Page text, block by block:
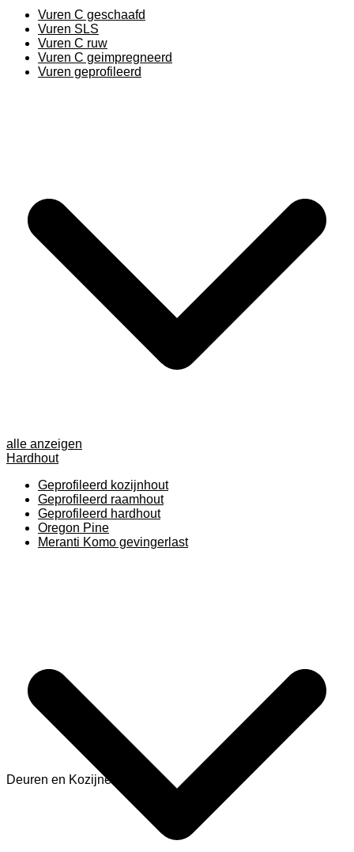
Vuren C geschaafd
Vuren SLS
Vuren C ruw
Vuren C geimpregneerd
Vuren geprofileerd
alle anzeigen
Hardhout
Geprofileerd kozijnhout
Geprofileerd raamhout
Geprofileerd hardhout
Oregon Pine
Meranti Komo gevingerlast
Deuren en Kozijnen